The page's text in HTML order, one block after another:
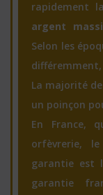
rapidement
argent
Selon les
La majorité
un poinçon
En France,
orfèvrerie,
garantie est
garantie